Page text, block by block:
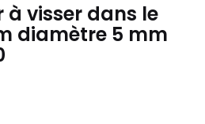
visser dans le
diamètre 5 mm